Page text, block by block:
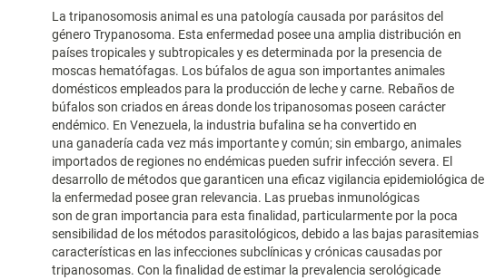
La tripanosomosis animal es una patología causada por parásitos del
género Trypanosoma. Esta enfermedad posee una amplia distribución en
países tropicales y subtropicales y es determinada por la presencia de
moscas hematófagas. Los búfalos de agua son importantes animales
domésticos empleados para la producción de leche y carne. Rebaños de
búfalos son criados en áreas donde los tripanosomas poseen carácter
endémico. En Venezuela, la industria bufalina se ha convertido en
una ganadería cada vez más importante y común; sin embargo, animales
importados de regiones no endémicas pueden sufrir infección severa. El
desarrollo de métodos que garanticen una eficaz vigilancia epidemiológica de
la enfermedad posee gran relevancia. Las pruebas inmunológicas
son de gran importancia para esta finalidad, particularmente por la poca
sensibilidad de los métodos parasitológicos, debido a las bajas parasitemias
características en las infecciones subclínicas y crónicas causadas por
tripanosomas. Con la finalidad de estimar la prevalencia serológicade